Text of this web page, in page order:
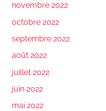
novembre 2022
octobre 2022
septembre 2022
août 2022
juillet 2022
juin 2022
mai 2022